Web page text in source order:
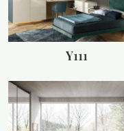
Y111